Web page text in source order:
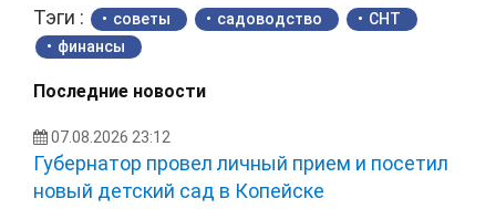
Тэги : советы садоводство
СНТ
финансы
Последние новости
07.08.2026 23:12
Губернатор провел личный прием и посетил
новый детский сад в Копейске